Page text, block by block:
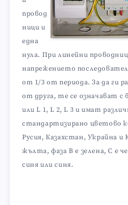
провод
ници и
една
нула. При линейни
напрежението
от 1/3 от периода. За да ги
от друга, те се означават с
или L 1, L 2, L 3 и имат
стандартизирано цветово
Русия, Казахстан, Украйна и
жълта, фаза В е зелена, С е
синя или синя.